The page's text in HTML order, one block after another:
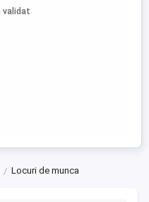
validat
Locuri de munca